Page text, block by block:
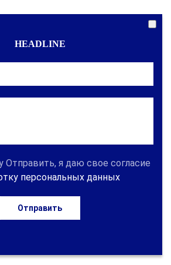
HEADLINE
Отправить, я даю свое согласие
персональных данных
Отправить